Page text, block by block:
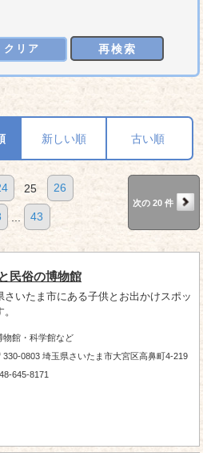
クリア 再検索
新しい順 古い順
25 26
43
次の 20 件
民俗の博物館
さいたま市にある子供とお出かけスポッ
物館・科学館など
330-0803 埼玉県さいたま市大宮区高鼻町4-219
645-8171